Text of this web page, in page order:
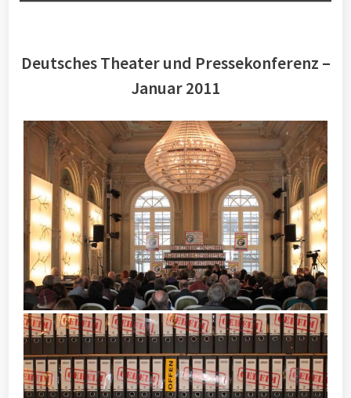
Deutsches Theater und Pressekonferenz –
Januar 2011